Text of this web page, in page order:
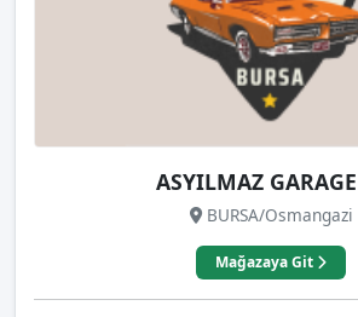
ASYILMAZ
BURSA/Osmangazi
Mağazaya Git